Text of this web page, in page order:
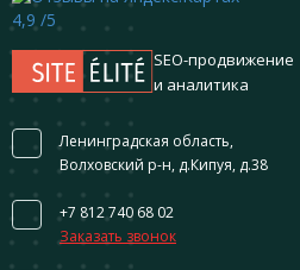
4,9 /5
SEO-продвижение
и аналитика
Ленинградская область,
Волховский р-н, д.Кипуя, д.38
+7 812 740 68 02
Заказать звонок